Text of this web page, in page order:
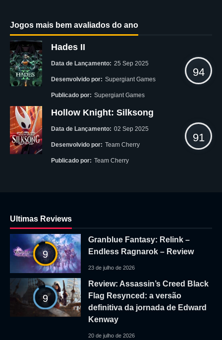
Jogos mais bem avaliados do ano
Hades II
Data de Lançamento: 25 Sep 2025
Desenvolvido por: Supergiant Games
Publicado por: Supergiant Games
94
Hollow Knight: Silksong
Data de Lançamento: 02 Sep 2025
Desenvolvido por: Team Cherry
Publicado por: Team Cherry
91
Ultimas Reviews
9
Granblue Fantasy: Relink –
Endless Ragnarok – Review
23 de julho de 2026
9
Review: Assassin’s Creed Black
Flag Resynced: a versão
definitiva da jornada de Edward
Kenway
20 de julho de 2026